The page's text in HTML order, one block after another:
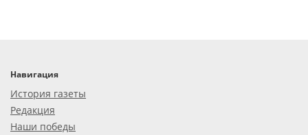
Навигация
История газеты
Редакция
Наши победы